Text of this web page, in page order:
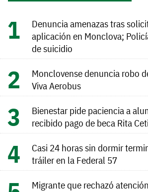
Denuncia amenazas tras
aplicación en Monclova;
de suicidio
Monclovense denuncia robo
Viva Aerobus
Bienestar pide paciencia a
recibido pago de beca Rita
Casi 24 horas sin dormir
tráiler en la Federal 57
Migrante que rechazó